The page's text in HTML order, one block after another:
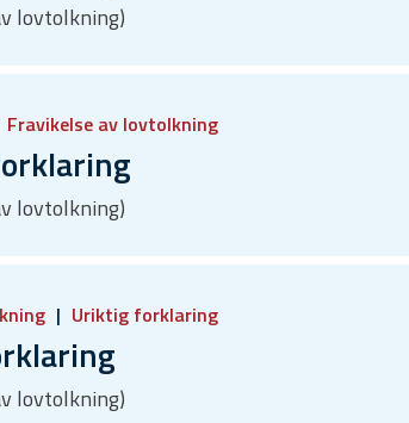
lovtolkning)
Fravikelse av lovtolkning
lovtolkning)
Uriktig forklaring
lovtolkning)